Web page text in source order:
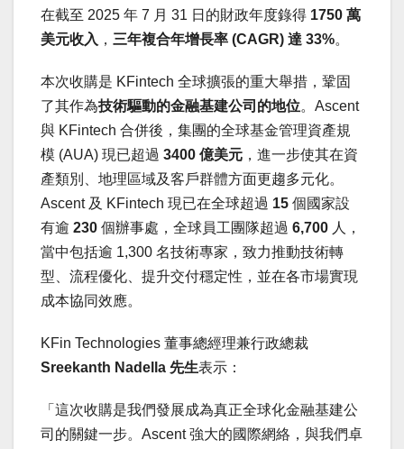
在截至 2025 年 7 月 31 日的財政年度錄得 1750 萬
美元收入 ， 三年複合年增長率 (CAGR) 達 33%。
本次收購是 KFintech 全球擴張的重大舉措，鞏固
了其作為技術驅動的金融基建公司的地位。Ascent
與 KFintech 合併後，集團的全球基金管理資產規
模 (AUA) 現已超過 3400 億美元 ，進一步使其在資
產類別、地理區域及客戶群體方面更趨多元化。
Ascent 及 KFintech 現已在全球超過 15 個國家設
有逾 230 個辦事處，全球員工團隊超過 6,700 人，
當中包括逾 1,300 名技術專家，致力推動技術轉
型、流程優化、提升交付穩定性，並在各市場實現
成本協同效應。
KFin Technologies 董事總經理兼行政總裁
Sreekanth Nadella 先生表示：
「這次收購是我們發展成為真正全球化金融基建公
司的關鍵一步。Ascent 強大的國際網絡，與我們卓